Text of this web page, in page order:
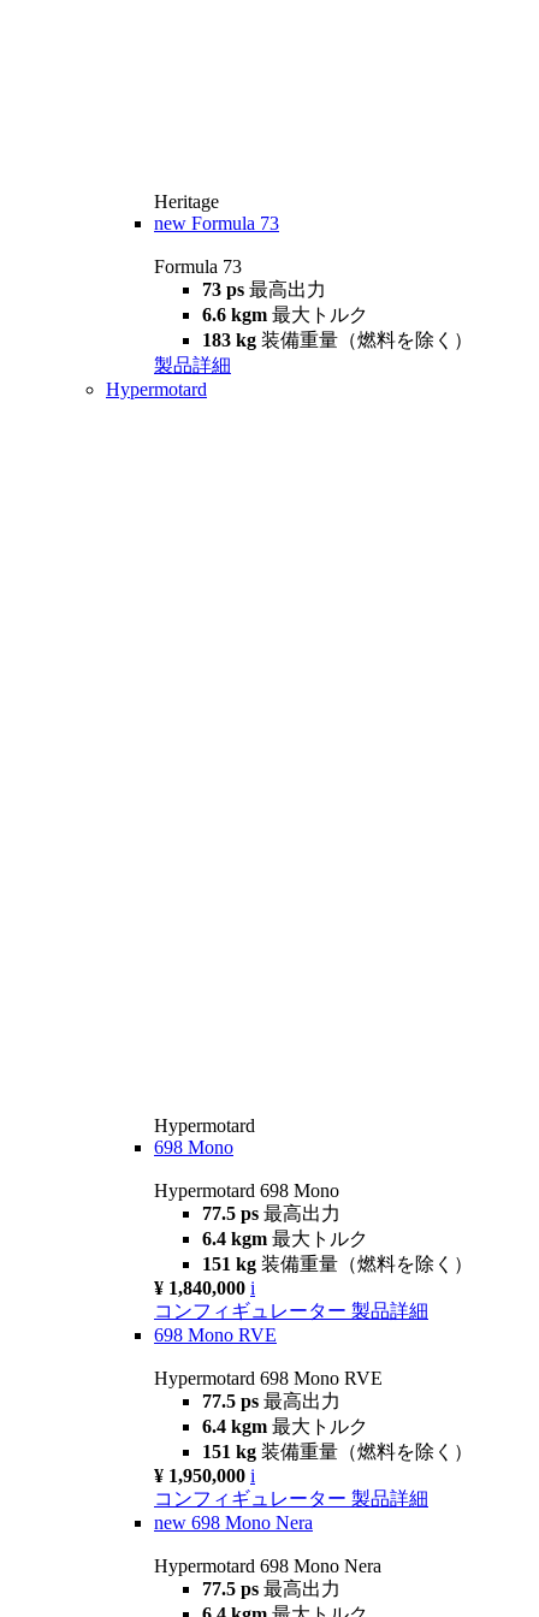
Heritage
new Formula 73
Formula 73
73 ps 最高出力
6.6 kgm 最大トルク
183 kg 装備重量（燃料を除く）
製品詳細
Hypermotard
Hypermotard
698 Mono
Hypermotard 698 Mono
77.5 ps 最高出力
6.4 kgm 最大トルク
151 kg 装備重量（燃料を除く）
¥ 1,840,000 i
コンフィギュレーター 製品詳細
698 Mono RVE
Hypermotard 698 Mono RVE
77.5 ps 最高出力
6.4 kgm 最大トルク
151 kg 装備重量（燃料を除く）
¥ 1,950,000 i
コンフィギュレーター 製品詳細
new 698 Mono Nera
Hypermotard 698 Mono Nera
77.5 ps 最高出力